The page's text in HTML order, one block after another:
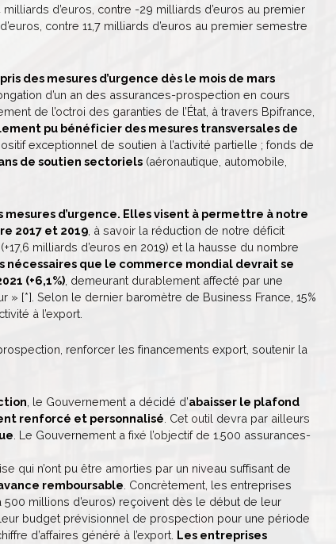
d’euros, contre -29 milliards d’euros au premier
contre 11,7 milliards d’euros au premier semestre
des mesures d’urgence dès le mois de mars
d’un an des assurances-prospection en cours
de l’octroi des garanties de l’État, à travers Bpifrance,
pu bénéficier des mesures transversales de
exceptionnel de soutien à l’activité partielle ; fonds de
de soutien sectoriels (aéronautique, automobile,
d’urgence. Elles visent à permettre à notre
2017 et 2019 , à savoir la réduction de notre déficit
milliards d’euros en 2019) et la hausse du nombre
nécessaires que le commerce mondial devrait se
(+6,1%) , demeurant durablement affecté par une
[*]. Selon le dernier baromètre de Business France, 15%
à l’export.
renforcer les financements export, soutenir la
, le Gouvernement a décidé d’abaisser le plafond
renforcé et personnalisé . Cet outil devra par ailleurs
. Le Gouvernement a fixé l’objectif de 1.500 assurances-
qui n’ont pu être amorties par un niveau suffisant de
remboursable . Concrètement, les entreprises
500 millions d’euros) reçoivent dès le début de leur
budget prévisionnel de prospection pour une période
d’affaires généré à l’export. Les entreprises